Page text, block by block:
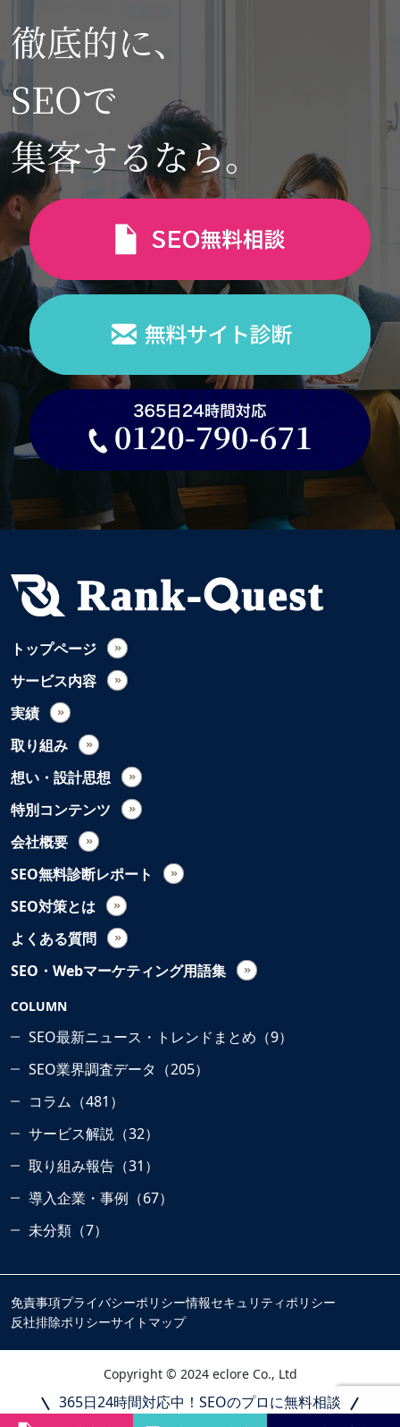
365日24時間対応中！SEOのプロに無料相談
徹底的に、
SEOで
集客するなら。
トップページ
サービス内容
実績
取り組み
想い・設計思想
特別コンテンツ
会社概要
SEO無料診断レポート
SEO対策とは
よくある質問
SEO・Webマーケティング用語集
COLUMN
SEO最新ニュース・トレンドまとめ（9）
SEO業界調査データ（205）
コラム（481）
サービス解説（32）
取り組み報告（31）
導入企業・事例（67）
未分類（7）
免責事項プライバシーポリシー情報セキュリティポリシー
反社排除ポリシーサイトマップ
Copyright © 2024 eclore Co., Ltd